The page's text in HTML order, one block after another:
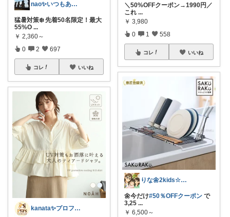
nao✨いつもありがとう😊
猛暑対策❄️ 先着50名限定！最大
55%O ...
￥ 2,360～
0 2 697
コレ いいね
kanata✨プロフ写真変えました🐈
＼50%OFFクーポン→1990円／
これ ...
￥ 3,980
0 1 558
コレ いいね
りな🌼2kids☆毎日をちょっと快適に
🌼今だけ#50％OFFクーポン で
3,25 ...
￥ 6,500～